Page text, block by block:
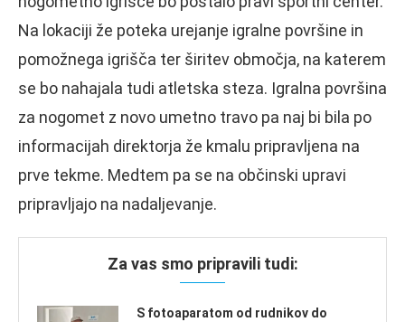
Na lokaciji že poteka urejanje igralne površine in
pomožnega igrišča ter širitev območja, na katerem
se bo nahajala tudi atletska steza. Igralna površina
za nogomet z novo umetno travo pa naj bi bila po
informacijah direktorja že kmalu pripravljena na
prve tekme. Medtem pa se na občinski upravi
pripravljajo na nadaljevanje.
Za vas smo pripravili tudi:
S fotoaparatom od rudnikov do